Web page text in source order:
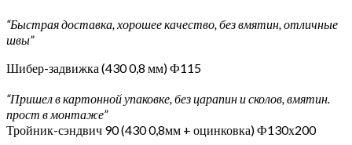
“Быстрая доставка, хорошее качество, без вмятин, отличные
швы”
Шибер-задвижка (430 0,8 мм) Ф115
“Пришел в картонной упаковке, без царапин и сколов, вмятин.
прост в монтаже”
Тройник-сэндвич 90 (430 0,8мм + оцинковка) Ф130х200